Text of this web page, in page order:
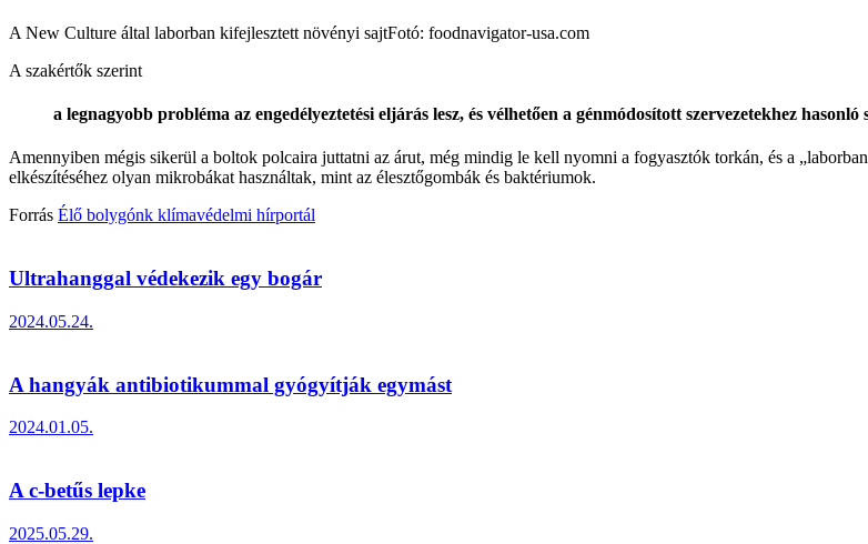
A New Culture által laborban kifejlesztett növényi sajtFotó: foodnavigator-usa.com
A szakértők szerint
a legnagyobb probléma az engedélyeztetési eljárás lesz, és vélhetően a génmódosított szervezetekhez
Amennyiben mégis sikerül a boltok polcaira juttatni az árut, még mindig le kell nyomni a fogyasztók torkán, és a
elkészítéséhez olyan mikrobákat használtak, mint az élesztőgombák és baktériumok.
Forrás Élő bolygónk klímavédelmi hírportál
Ultrahanggal védekezik egy bogár
2024.05.24.
A hangyák antibiotikummal gyógyítják egymást
2024.01.05.
A c-betűs lepke
2025.05.29.